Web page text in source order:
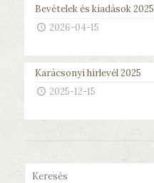
Bevételek és kiadások 2025
2026-04-15
Karácsonyi hírlevél 2025
2025-12-15